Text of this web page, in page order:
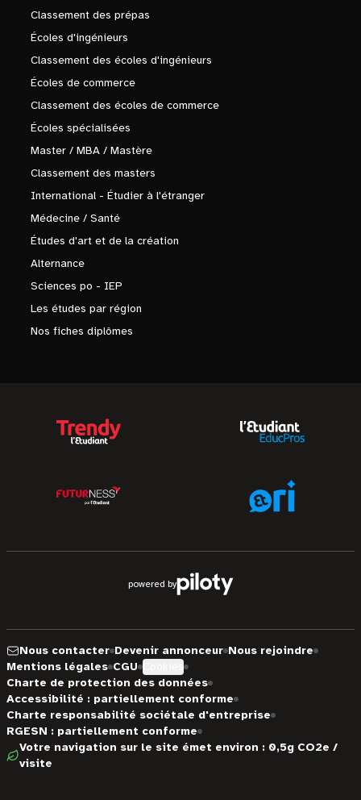
Classement des prépas
Écoles d'ingénieurs
Classement des écoles d'ingénieurs
Écoles de commerce
Classement des écoles de commerce
Écoles spécialisées
Master / MBA / Mastère
Classement des masters
International - Étudier à l'étranger
Médecine / Santé
Études d'art et de la création
Alternance
Sciences po - IEP
Les études par région
Nos fiches diplômes
powered by
Nous contacter Devenir annonceur Nous rejoindre
Mentions légales CGU
Charte de protection des données
Accessibilité : partiellement conforme
Charte responsabilité sociétale d'entreprise
RGESN : partiellement conforme
Votre navigation sur le site émet environ : 0,5g CO2e /
visite